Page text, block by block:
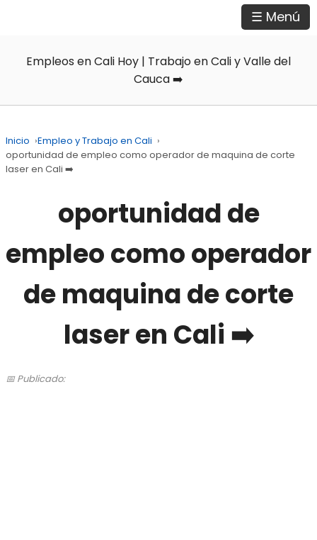
☰ Menú
Empleos en Cali Hoy | Trabajo en Cali y Valle del
Cauca ➡️
Inicio ›Empleo y Trabajo en Cali ›
oportunidad de empleo como operador de maquina de corte
laser en Cali ➡️
oportunidad de
empleo como operador
de maquina de corte
laser en Cali ➡️
📅 Publicado: